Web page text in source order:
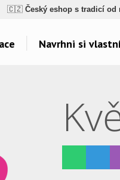
a zdravotně nezávadný
⚡Rychlé
Český eshop s tradicí od
Navrhni si